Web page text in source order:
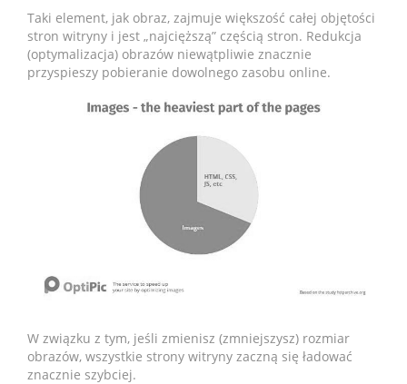
Taki element, jak obraz, zajmuje większość całej objętości
stron witryny i jest „najcięższą” częścią stron. Redukcja
(optymalizacja) obrazów niewątpliwie znacznie
przyspieszy pobieranie dowolnego zasobu online.
W związku z tym, jeśli zmienisz (zmniejszysz) rozmiar
obrazów, wszystkie strony witryny zaczną się ładować
znacznie szybciej.